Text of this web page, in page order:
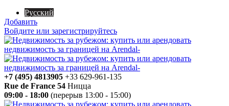
Русский
Добавить
Войдите или зарегистрируйтесь
+7 (495) 4813905 +33 629-961-135
Rue de France 54 Ницца
09:00 - 18:00 (перерыв 13:00 - 15:00)